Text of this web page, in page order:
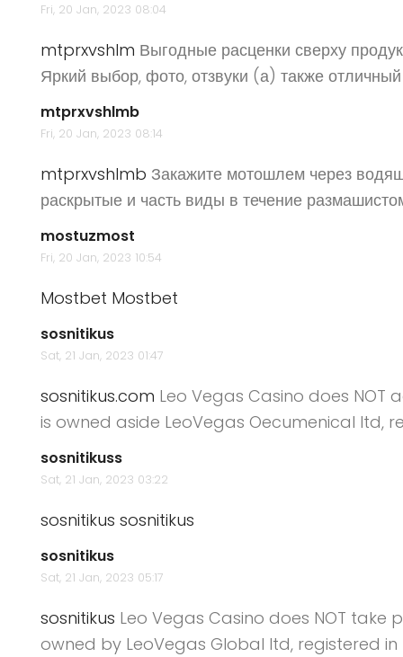
Fri, 20 Jan, 2023 08:04
mtprxvshlm Выгодные расценки сверху
Яркий выбор, фото, отзвуки (а) также
mtprxvshlmb
Fri, 20 Jan, 2023 08:14
mtprxvshlmb Закажите мотошлем через
раскрытые и часть виды в течение
mostuzmost
Fri, 20 Jan, 2023 10:54
Mostbet Mostbet
sosnitikus
Sat, 21 Jan, 2023 01:47
sosnitikus.com Leo Vegas Casino does NOT
is owned aside LeoVegas Oecumenical ltd,
sosnitikuss
Sat, 21 Jan, 2023 03:22
sosnitikus sosnitikus
sosnitikus
Sat, 21 Jan, 2023 05:17
sosnitikus Leo Vegas Casino does NOT take
owned by LeoVegas Global ltd, registered